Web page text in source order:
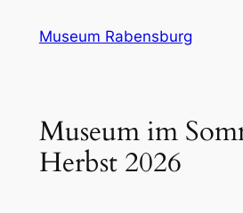
InhaltMuseum Rabensburg
Museum im
Herbst 2026